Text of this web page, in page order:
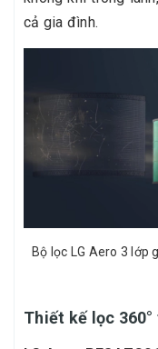
cả gia đình.
Bộ lọc LG Aero 3 lớp
Thiết kế lọc